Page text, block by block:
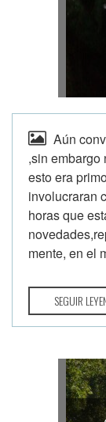
Aún
,sin embargo
esto era
involucraran
horas que
mente, en el
SEGUIR